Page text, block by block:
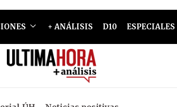
+ ANÁLISIS D10 ESPECIALES